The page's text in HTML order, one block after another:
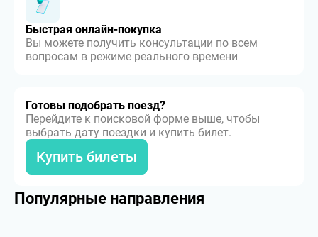
Быстрая онлайн-покупка
Вы можете получить консультации по всем
вопросам в режиме реального времени
Готовы подобрать поезд?
Перейдите к поисковой форме выше, чтобы
выбрать дату поездки и купить билет.
Купить билеты
Популярные направления